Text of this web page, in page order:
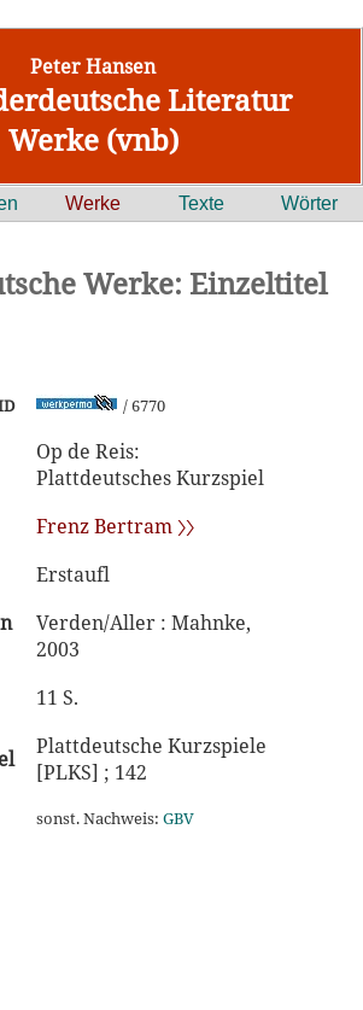
Peter Hansen
Literatur
Werke (vnb)
Werke Texte Wörter
Werke: Einzeltitel
/ 6770
Op de Reis:
Plattdeutsches Kurzspiel
Frenz Bertram 〉〉
Erstaufl
Verden/Aller : Mahnke,
2003
11 S.
Plattdeutsche Kurzspiele
[PLKS] ; 142
sonst. Nachweis: GBV